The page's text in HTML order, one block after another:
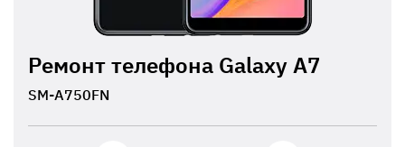
Ремонт телефона Galaxy A7
SM-A750FN